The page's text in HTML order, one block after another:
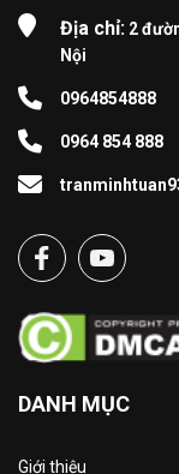
Địa chỉ: 2
Nội
0964854888
0964 854 888
DANH MỤC
Giới thiệu